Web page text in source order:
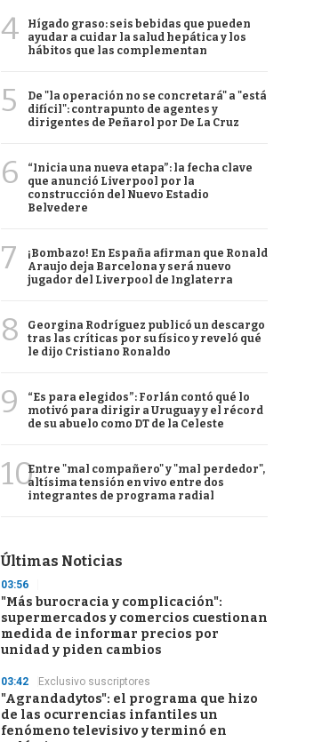
4
Hígado graso: seis bebidas que pueden
ayudar a cuidar la salud hepática y los
hábitos que las complementan
5
De "la operación no se concretará" a "está
difícil": contrapunto de agentes y
dirigentes de Peñarol por De La Cruz
6
“Inicia una nueva etapa”: la fecha clave
que anunció Liverpool por la
construcción del Nuevo Estadio
Belvedere
7
¡Bombazo! En España afirman que Ronald
Araujo deja Barcelona y será nuevo
jugador del Liverpool de Inglaterra
8
Georgina Rodríguez publicó un descargo
tras las críticas por su físico y reveló qué
le dijo Cristiano Ronaldo
9
“Es para elegidos”: Forlán contó qué lo
motivó para dirigir a Uruguay y el récord
de su abuelo como DT de la Celeste
10Entre "mal compañero" y "mal perdedor",
altísima tensión en vivo entre dos
integrantes de programa radial
Últimas Noticias
03:56
"Más burocracia y complicación":
supermercados y comercios cuestionan
medida de informar precios por
unidad y piden cambios
03:42 Exclusivo suscriptores
"Agrandadytos": el programa que hizo
de las ocurrencias infantiles un
fenómeno televisivo y terminó en